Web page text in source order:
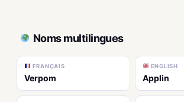
Noms multilingues
FRANÇAIS
Verpom
ENGLISH
Applin